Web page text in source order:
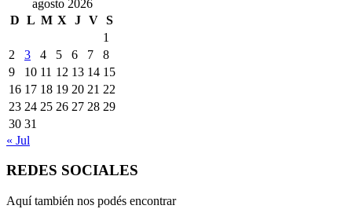
agosto 2026
D L M X J V S
1
2
3 4 5 6 7
8
9
10 11 12 13 14 15
16 17 18 19 20 21 22
23 24 25 26 27 28 29
30 31
« Jul
REDES SOCIALES
Aquí también nos podés encontrar